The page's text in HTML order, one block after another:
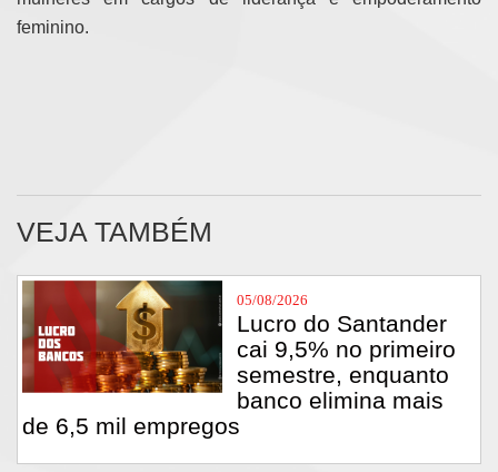
feminino.
VEJA TAMBÉM
05/08/2026
Lucro do Santander
cai 9,5% no primeiro
semestre, enquanto
banco elimina mais
de 6,5 mil empregos